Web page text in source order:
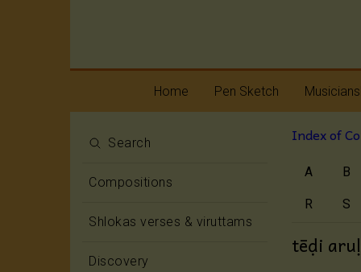
Home Pen Sketch
Melody
Rhythm
Search
Compositions
Shlokas verses & viruttams
Discovery
Index of
A B
R S
tēḍi